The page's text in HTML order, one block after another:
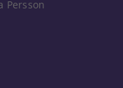
Persson